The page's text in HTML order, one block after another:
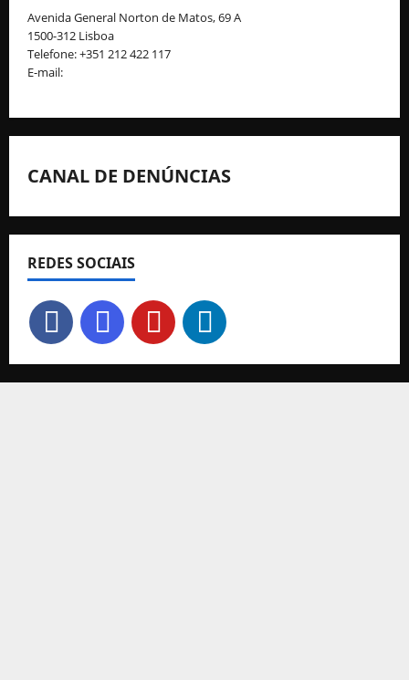
Avenida General Norton de Matos, 69 A
1500-312 Lisboa
Telefone: +351 212 422 117
E-mail:
CANAL DE DENÚNCIAS
REDES SOCIAIS